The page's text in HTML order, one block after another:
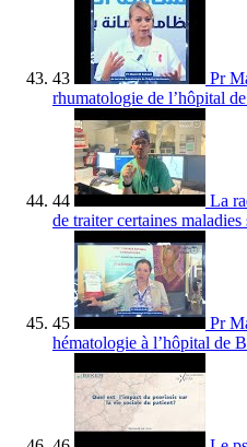
43
Pr
rhumatologie de l’hôpital
44
La
de traiter certaines
45
Pr
hématologie à l’hôpital de